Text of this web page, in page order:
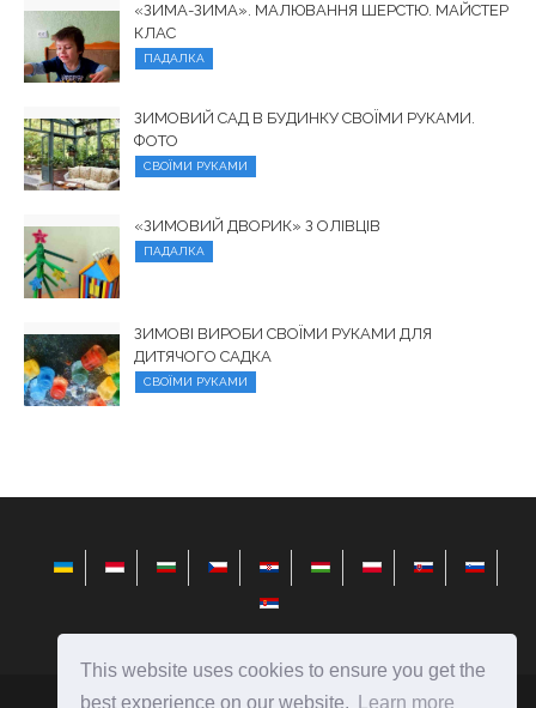
This website uses cookies to ensure you get the
best experience on our website.
Learn more
«ЗИМА-ЗИМА». МАЛЮВАННЯ ШЕРСТЮ. МАЙСТЕР
КЛАС
ПАДАЛКА
ЗИМОВИЙ САД В БУДИНКУ СВОЇМИ РУКАМИ.
ФОТО
СВОЇМИ РУКАМИ
«ЗИМОВИЙ ДВОРИК» З ОЛІВЦІВ
ПАДАЛКА
ЗИМОВІ ВИРОБИ СВОЇМИ РУКАМИ ДЛЯ
ДИТЯЧОГО САДКА
СВОЇМИ РУКАМИ